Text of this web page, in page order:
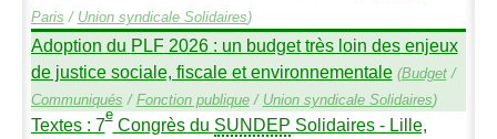
Paris / Union syndicale Solidaires)
Adoption du PLF2026 : un budget très loin des enjeux
de justice sociale, fiscale et environnementale (Budget/
Communiqués / Fonction publique/ Union syndicale Solidaires)
Textes : 7eCongrès du SUNDEP Solidaires - Lille,